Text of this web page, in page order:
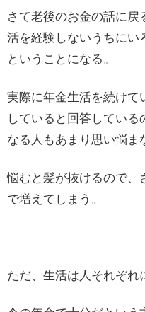
さて老後のお金の話に戻
活を経験しないうちにい
ということになる。
実際に年金生活を続けて
していると回答してい
なる人もあまり思い悩ま
悩むと髪が抜けるので、
で増えてしまう。
ただ、生活は人それぞれ